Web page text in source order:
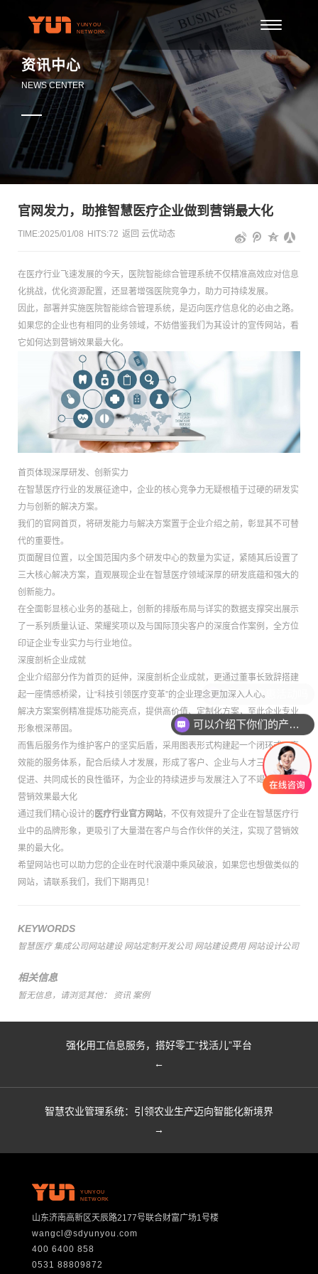
资讯中心
NEWS CENTER
官网发力，助推智慧医疗企业做到营销最大化
TIME:2025/01/08 HITS:72 返回 云优动态
在医疗行业飞速发展的今天，医院智能综合管理系统不仅精准高效应对信息
化挑战，优化资源配置，还显著增强医院竞争力，助力可持续发展。
因此，部署并实施医院智能综合管理系统，是迈向医疗信息化的必由之路。
如果您的企业也有相同的业务领域，不妨借鉴我们为其设计的宣传网站，看
它如何达到营销效果最大化。
首页体现深厚研发、创新实力
在智慧医疗行业的发展征途中，企业的核心竞争力无疑根植于过硬的研发实
力与创新的解决方案。
我们的官网首页，将研发能力与解决方案置于企业介绍之前，彰显其不可替
代的重要性。
页面醒目位置，以全国范围内多个研发中心的数量为实证，紧随其后设置了
三大核心解决方案，直观展现企业在智慧医疗领域深厚的研发底蕴和强大的
创新能力。
在全面彰显核心业务的基础上，创新的排版布局与详实的数据支撑突出展示
了一系列质量认证、荣耀奖项以及与国际顶尖客户的深度合作案例，全方位
印证企业专业实力与行业地位。
深度剖析企业成就
企业介绍部分作为首页的延伸，深度剖析企业成就，更通过董事长致辞搭建
起一座情感桥梁，让“科技引领医疗变革”的企业理念更加深入人心。
解决方案案例精准提炼功能亮点，提供高价值、定制化方案，至此企业专业
形象根深蒂固。
而售后服务作为维护客户的坚实后盾，采用图表形式构建起一个闭环式、高
效能的服务体系，配合后续人才发展，形成了客户、企业与人才三者间相互
促进、共同成长的良性循环，为企业的持续进步与发展注入了不竭动力。
营销效果最大化
通过我们精心设计的 医疗行业官方网站，不仅有效提升了企业在智慧医疗行
业中的品牌形象，更吸引了大量潜在客户与合作伙伴的关注，实现了营销效
果的最大化。
希望网站也可以助力您的企业在时代浪潮中乘风破浪，如果您也想做类似的
网站，请联系我们，我们下期再见！
KEYWORDS
智慧医疗 集成公司网站建设 网站定制开发公司 网站建设费用 网站设计公司
相关信息
暂无信息，请浏览其他： 资讯 案例
强化用工信息服务，搭好零工“找活儿”平台
←
智慧农业管理系统：引领农业生产迈向智能化新境界
→
YUNYOU
NETWORK
山东济南高新区天辰路2177号联合财富广场1号楼
wangcl@sdyunyou.com
400 6400 858
0531 88809872
可以介绍下你们的产品么